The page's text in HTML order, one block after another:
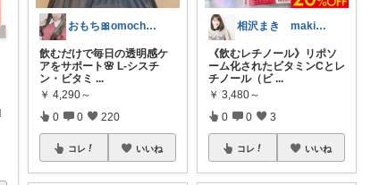
おもち🎀omochi_lifeblog
飲むだけで毎日の透明感ケ
アをサポート🌸 L-シスチ
ン・ビタミ ...
￥ 4,290～
0 0 220
コレ いいね
相沢まき maki_aizawa0414
《飲むレチノール》リポソ
ーム化されたビタミンCとレ
チノール（ビ ...
￥ 3,480～
0 0 3
コレ いいね